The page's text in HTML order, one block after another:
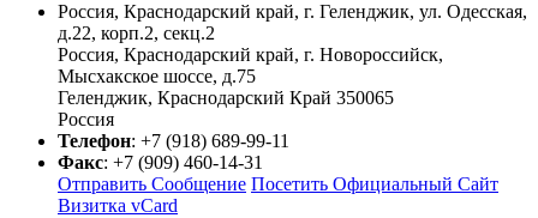
Россия, Краснодарский край, г. Геленджик, ул. Одесская,
д.22, корп.2, секц.2
Россия, Краснодарский край, г. Новороссийск,
Мысхакское шоссе, д.75
Геленджик, Краснодарский Край 350065
Россия
Телефон: +7 (918) 689-99-11
Факс: +7 (909) 460-14-31
Отправить Сообщение Посетить Официальный Сайт
Визитка vCard